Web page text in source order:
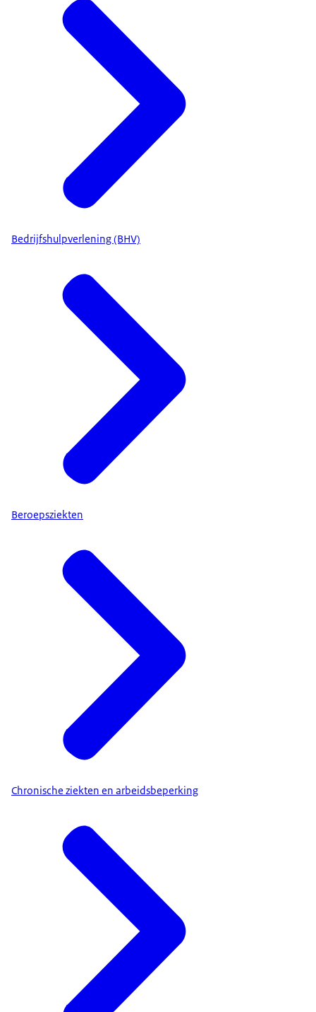
Bedrijfshulpverlening (BHV)
Beroepsziekten
Chronische ziekten en arbeidsbeperking